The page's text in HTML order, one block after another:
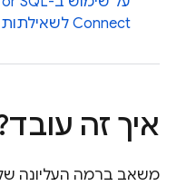
Connect לשאילתות
איך זה
משאב ברמה העליונה